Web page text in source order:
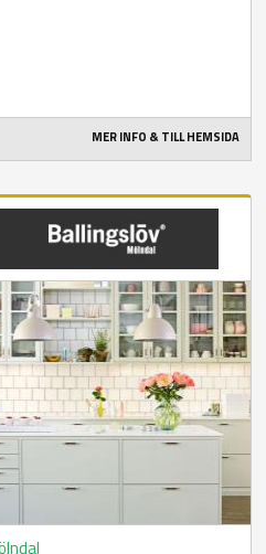
MER INFO & TILL HEMSIDA